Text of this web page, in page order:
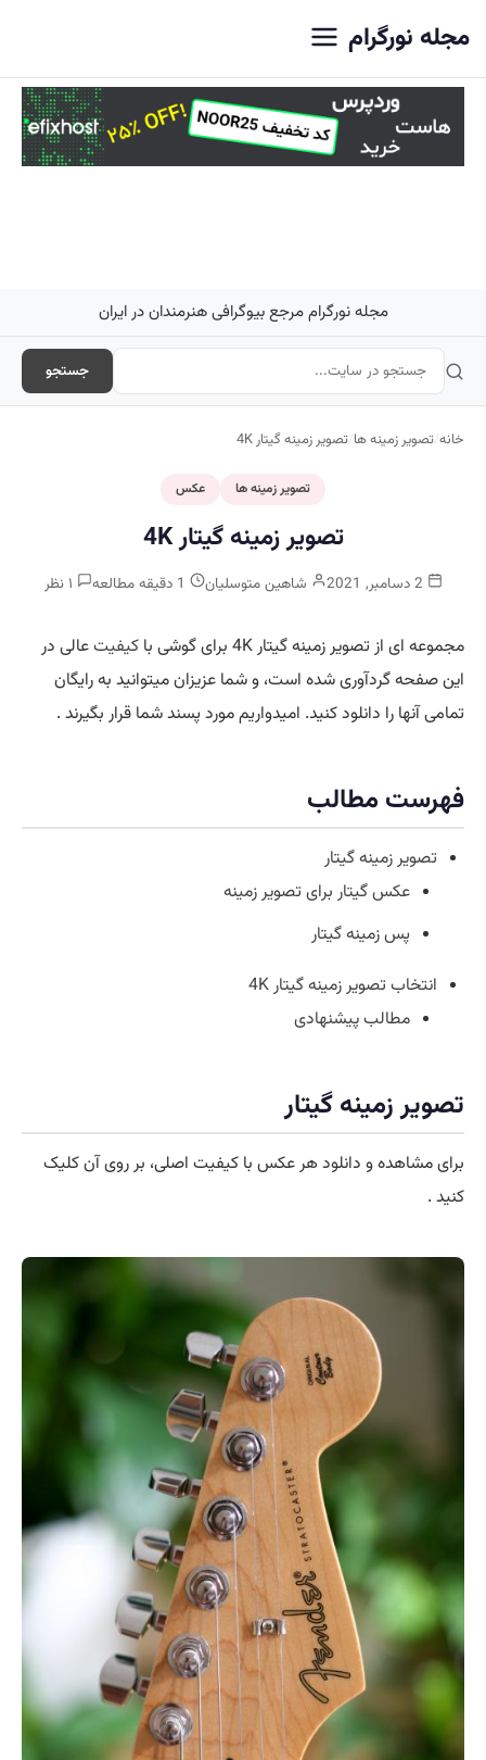
مجله نورگرام
مجله نورگرام مرجع بیوگرافی هنرمندان در ایران
جستجو
خانه/تصویر زمینه ها /تصویر زمینه گیتار 4K
تصویر زمینه ها عکس
تصویر زمینه گیتار 4K
شاهین متوسلیان
مجموعه ای از تصویر زمینه گیتار 4K برای گوشی با کیفیتعالی در
این صفحه گردآوری شده است، و شما عزیزان میتوانید به رایگان
تمامی آنها را دانلود کنید. امیدواریم مورد پسند شما قرار بگیرند .
فهرست مطالب
تصویر زمینه گیتار
عکس گیتار برای تصویر زمینه
پس زمینه گیتار
انتخاب تصویر زمینه گیتار 4K
مطالب پیشنهادی
تصویر زمینه گیتار
برای مشاهده و دانلود هر عکس با کیفیت اصلی، بر روی آن کلیک
کنید .